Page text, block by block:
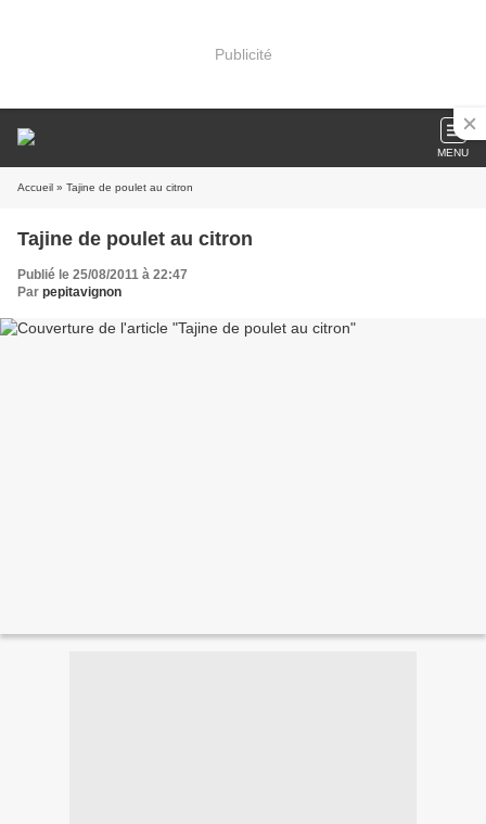
Publicité
MENU
Accueil » Tajine de poulet au citron
Tajine de poulet au citron
Publié le 25/08/2011 à 22:47
Par pepitavignon